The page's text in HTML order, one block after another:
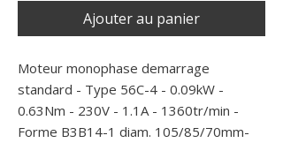
Ajouter au panier
Moteur monophase demarrage
standard - Type 56C-4 - 0.09kW -
0.63Nm - 230V - 1.1A - 1360tr/min -
Forme B3B14-1 diam. 105/85/70mm-